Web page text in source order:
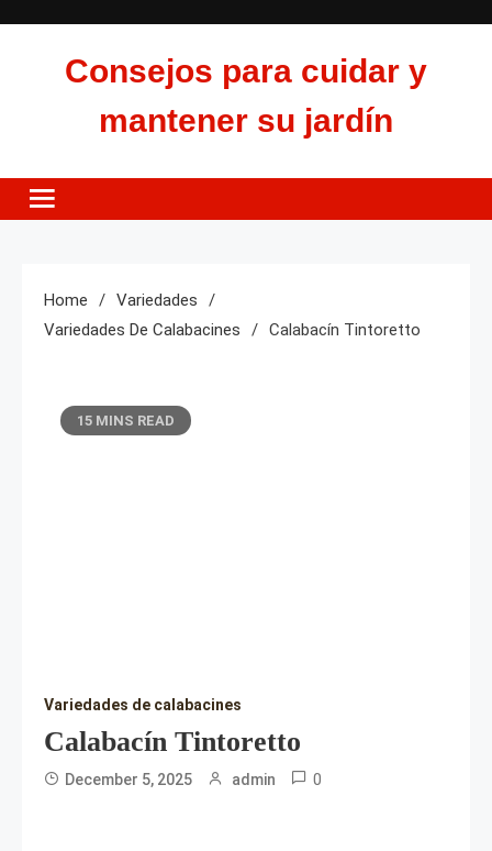
Consejos para cuidar y
mantener su jardín
Home
Variedades
Variedades De Calabacines
Calabacín Tintoretto
15 MINS READ
Variedades de calabacines
Calabacín Tintoretto
December 5, 2025 admin 0